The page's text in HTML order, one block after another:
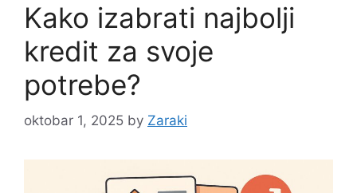
Kako izabrati najbolji
kredit za svoje
potrebe?
oktobar 1, 2025 by Zaraki